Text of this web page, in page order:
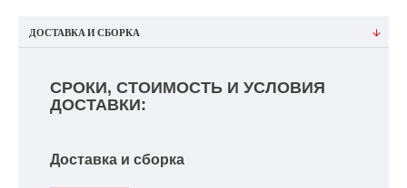
ДОСТАВКА И СБОРКА
СРОКИ, СТОИМОСТЬ И УСЛОВИЯ
ДОСТАВКИ:
Доставка и сборка